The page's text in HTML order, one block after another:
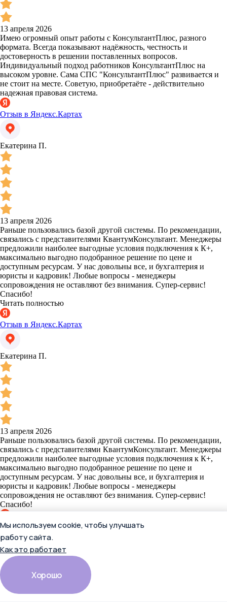
13 апреля 2026
Имею огромный опыт работы с КонсультантПлюс, разного
формата. Всегда показывают надёжность, честность и
достоверность в решении поставленных вопросов.
Индивидуальный подход работников КонсультантПлюс на
высоком уровне. Сама СПС "КонсультантПлюс" развивается и
не стоит на месте. Советую, приобретаёте - действительно
надежная правовая система.
Отзыв в Яндекс.Картах
Екатерина П.
13 апреля 2026
Раньше пользовались базой другой системы. По рекомендации,
связались с представителями КвантумКонсультант. Менеджеры
предложили наиболее выгодные условия подключения к К+,
максимально выгодно подобранное решение по цене и
доступным ресурсам. У нас довольны все, и бухгалтерия и
юристы и кадровик! Любые вопросы - менеджеры
сопровождения не оставляют без внимания. Супер-сервис!
Спасибо!
Читать полностью
Отзыв в Яндекс.Картах
Екатерина П.
13 апреля 2026
Раньше пользовались базой другой системы. По рекомендации,
связались с представителями КвантумКонсультант. Менеджеры
предложили наиболее выгодные условия подключения к К+,
максимально выгодно подобранное решение по цене и
доступным ресурсам. У нас довольны все, и бухгалтерия и
юристы и кадровик! Любые вопросы - менеджеры
сопровождения не оставляют без внимания. Супер-сервис!
Спасибо!
Отзыв в Яндекс.Картах
Полента
Мы используем cookie, чтобы улучшать
работу сайта.
Как это работает
Хорошо